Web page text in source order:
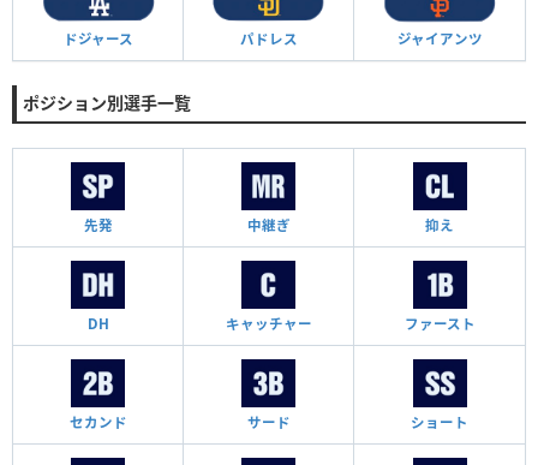
ドジャース パドレス ジャイアンツ
ポジション別選手一覧
先発 中継ぎ 抑え
DH キャッチャー ファースト
セカンド サード ショート